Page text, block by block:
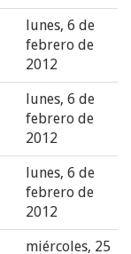
lunes, 6 de
febrero de
2012
lunes, 6 de
febrero de
2012
lunes, 6 de
febrero de
2012
miércoles, 25